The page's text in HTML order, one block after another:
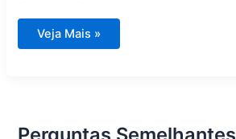
Operação
de
Veja Mais »